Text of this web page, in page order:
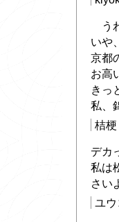
う
いや
京都
お高
きっ
私、
桔梗
デカ
私は
さい
ユウ